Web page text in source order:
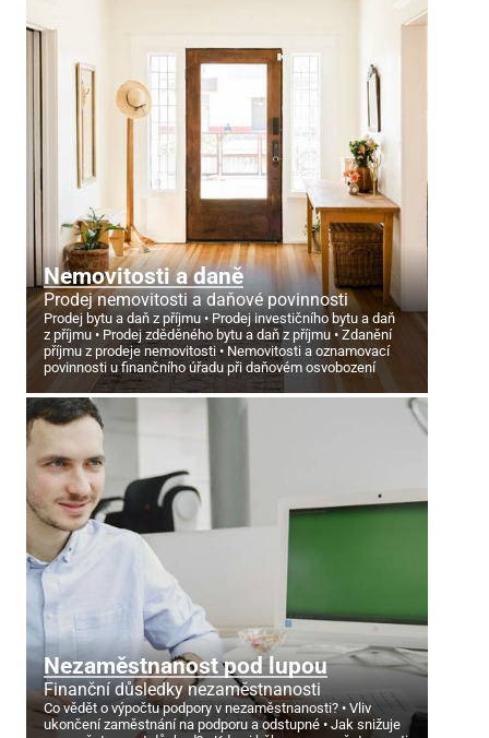
Nemovitosti a daně
Prodej nemovitosti a daňové povinnosti
Prodej bytu a daň z příjmu
Prodej investičního bytu a daň
z příjmu
Prodej zděděného bytu a daň z příjmu
Zdanění
příjmu z prodeje nemovitosti
Nemovitosti a oznamovací
povinnosti u finančního úřadu při daňovém osvobození
Nezaměstnanost pod lupou
Finanční důsledky nezaměstnanosti
Co vědět o výpočtu podpory v nezaměstnanosti?
Vliv
ukončení zaměstnání na podporu a odstupné
Jak snižuje